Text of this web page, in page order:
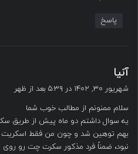
پاسخ
آنیا
شهریور ۳۰, ۱۴۰۲ در ۵:۳۹ بعد از ظهر
سلام ممنونم از مطالب خوب شما
یه سوال داشتم دو ماه پیش از
بهم توهین شد و چون من فقط اسکریت
نبود، ضمناً فرد مذکور سکرت چت رو روی